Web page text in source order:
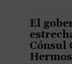
El
Cónsul